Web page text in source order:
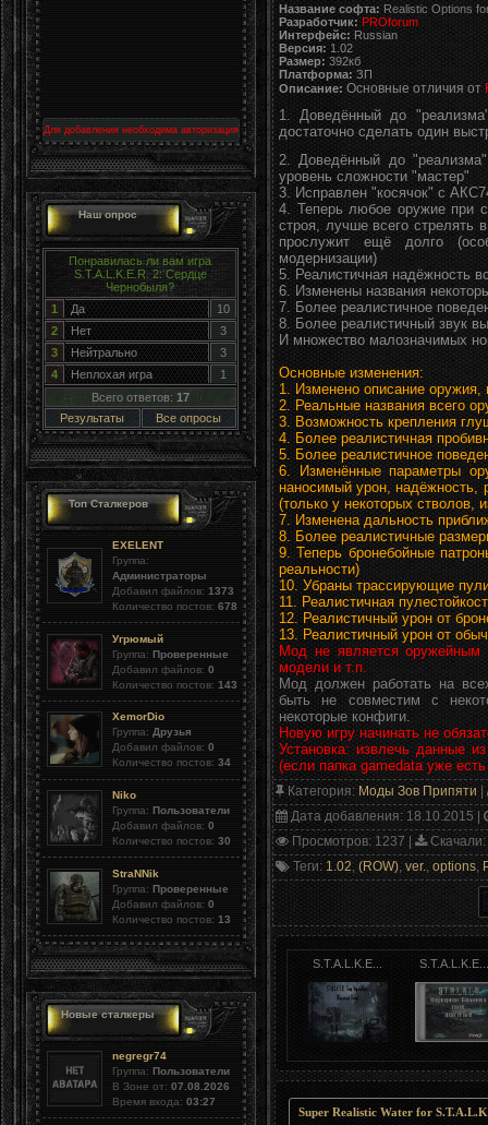
Для добавления необходима авторизация
Наш опрос
Понравилась ли вам игра
S.T.A.L.K.E.R. 2: Сердце
Чернобыля?
1
Да
10
2
Нет
3
3
Нейтрально
3
4
Неплохая игра
1
Всего ответов: 17
Результаты
Все опросы
Топ Сталкеров
EXELENT
Группа:
Администраторы
Добавил файлов: 1373
Количество постов: 678
Угрюмый
Группа: Проверенные
Добавил файлов: 0
Количество постов: 143
XemorDio
Группа: Друзья
Добавил файлов: 0
Количество постов: 34
Niko
Группа: Пользователи
Добавил файлов: 0
Количество постов: 30
StraNNik
Группа: Проверенные
Добавил файлов: 0
Количество постов: 13
Новые сталкеры
negregr74
Группа: Пользователи
В Зоне от: 07.08.2026
Время входа: 03:27
Название софта: Realistic Options
Разработчик: PROforum
Интерфейс: Russian
Версия: 1.02
Размер: 392кб
Платформа: ЗП
Описание: Основные отличия от
1. Доведённый до
достаточно сделать один
2. Доведённый до
уровень сложности "мастер"
3. Исправлен "косячок" с
4. Теперь любое оружие при
строя, лучше всего стрелять
прослужит ещё долго
модернизации)
5. Реалистичная надёжность
6. Изменены названия
7. Более реалистичное
8. Более реалистичный звук
И множество малозначимых
Основные изменения:
1. Изменено описание оружия,
2. Реальные названия всего
3. Возможность крепления
4. Более реалистичная
5. Более реалистичное
6. Изменённые параметры
наносимый урон, надёжность,
(только у некоторых стволов,
7. Изменена дальность
8. Более реалистичные
9. Теперь бронебойные
реальности)
10. Убраны трассирующие
11. Реалистичная
12. Реалистичный урон от
13. Реалистичный урон от
Мод не является оружейным
модели и т.п.
Мод должен работать на
быть не совместим с
некоторые конфиги.
Новую игру начинать не
Установка: извлечь данные
(если папка gamedata уже
Категория: Моды Зов Припяти |
Дата добавления: 18.10.2015 |
Просмотров: 1237 | Скачали
Теги: 1.02 (ROW), ver., options
S.T.A.L.K.E... S.T.A.L.K.E...
Super Realistic Water for